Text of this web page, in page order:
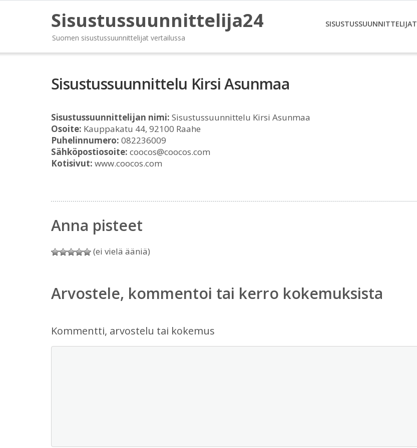
Sisustussuunnittelija24
Suomen sisustussuunnittelijat vertailussa
SISUSTUSSUUNNITTELIJAT
Sisustussuunnittelu Kirsi Asunmaa
Sisustussuunnittelijan nimi: Sisustussuunnittelu Kirsi Asunmaa
Osoite: Kauppakatu 44, 92100 Raahe
Puhelinnumero: 082236009
Sähköpostiosoite: coocos@coocos.com
Kotisivut: www.coocos.com
Anna pisteet
(ei vielä ääniä)
Arvostele, kommentoi tai kerro kokemuksista
Kommentti, arvostelu tai kokemus